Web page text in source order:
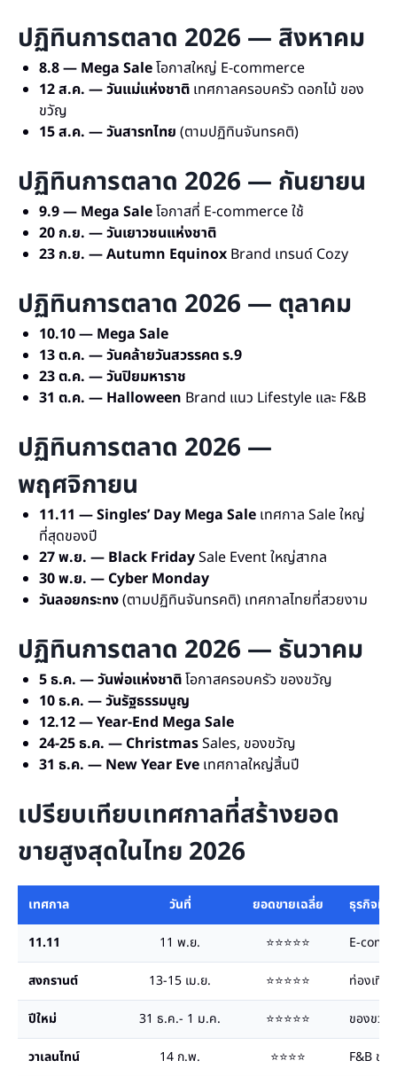
ปฏิทินการตลาด 2026 — สิงหาคม
8.8 — Mega Saleโอกาสใหญ่ E-commerce
12 ส.ค. — วันแม่แห่งชาติ เทศกาลครอบครัว ดอกไม้ ของ
ขวัญ
15 ส.ค. — วันสารทไทย (ตามปฏิทินจันทรคติ)
ปฏิทินการตลาด 2026 — กันยายน
9.9 — Mega Saleโอกาสที่ E-commerce ใช้
20 ก.ย. — วันเยาวชนแห่งชาติ
23 ก.ย. — Autumn Equinox Brand เทรนด์ Cozy
ปฏิทินการตลาด 2026 — ตุลาคม
10.10 — Mega Sale
13 ต.ค. — วันคล้ายวันสวรรคต ร.9
23 ต.ค. — วันปิยมหาราช
31 ต.ค. — Halloween Brand แนว Lifestyle และ F&B
ปฏิทินการตลาด 2026 —
พฤศจิกายน
11.11 — Singles’ Day Mega Sale เทศกาล Sale ใหญ่
ที่สุดของปี
27 พ.ย. — Black FridaySale Event ใหญ่สากล
30 พ.ย. — Cyber Monday
วันลอยกระทง(ตามปฏิทินจันทรคติ) เทศกาลไทยที่สวยงาม
ปฏิทินการตลาด 2026 — ธันวาคม
5 ธ.ค. — วันพ่อแห่งชาติโอกาสครอบครัว ของขวัญ
10 ธ.ค. — วันรัฐธรรมนูญ
12.12 — Year-End Mega Sale
24-25 ธ.ค. — ChristmasSales, ของขวัญ
31 ธ.ค. — New Year Eve เทศกาลใหญ่สิ้นปี
เปรียบเทียบเทศกาลที่สร้างยอด
ขายสูงสุดในไทย 2026
เทศกาล วันที่ ยอดขายเฉลี่ย ธุรกิจที่เ
11.11 11 พ.ย. ⭐⭐⭐⭐⭐ E-
สงกรานต์ 13-15 เม.ย. ⭐⭐⭐⭐⭐ ท่องเที่ย
ปีใหม่ 31 ธ.ค.- 1 ม.ค. ⭐⭐⭐⭐⭐ ของขวัญ
วาเลนไทน์ 14 ก.พ. ⭐⭐⭐⭐ F&B ขอ